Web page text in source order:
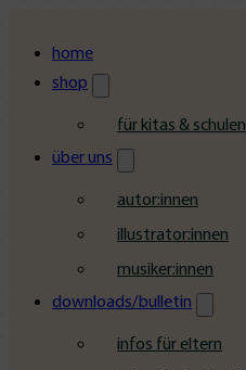
home
shop
für kitas & schulen
über uns
autor:innen
illustrator:innen
musiker:innen
downloads/bulletin
infos für eltern